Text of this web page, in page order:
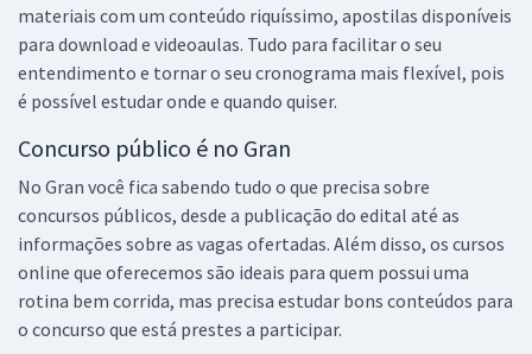
materiais com um conteúdo riquíssimo, apostilas disponíveis
para download e videoaulas. Tudo para facilitar o seu
entendimento e tornar o seu cronograma mais flexível, pois
é possível estudar onde e quando quiser.
Concurso público é no Gran
No Gran você fica sabendo tudo o que precisa sobre
concursos públicos, desde a publicação do edital até as
informações sobre as vagas ofertadas. Além disso, os cursos
online que oferecemos são ideais para quem possui uma
rotina bem corrida, mas precisa estudar bons conteúdos para
o concurso que está prestes a participar.